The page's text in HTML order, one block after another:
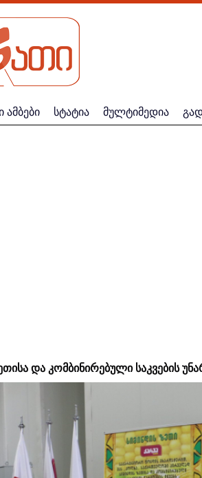
ამბები სტატია მულტიმედია
და კომბინირებული საკვების